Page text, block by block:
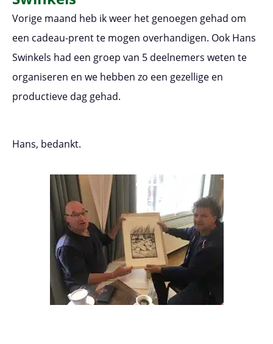
Vorige maand heb ik weer het genoegen gehad om
een cadeau-prent te mogen overhandigen. Ook Hans
Swinkels had een groep van 5 deelnemers weten te
organiseren en we hebben zo een gezellige en
productieve dag gehad.
Hans, bedankt.